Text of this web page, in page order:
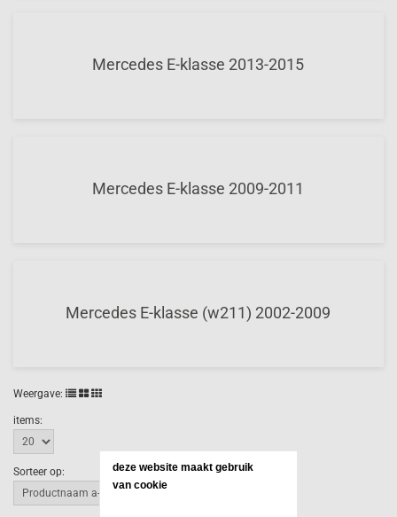
Mercedes E-klasse 2013-2015
Mercedes E-klasse 2009-2011
Mercedes E-klasse (w211) 2002-2009
Weergave:
items:
Sorteer op:
deze website maakt gebruik
van cookie